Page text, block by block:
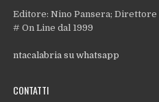
Editore: Nino Pansera;
# On Line dal 1999
ntacalabria su whatsapp
CONTATTI